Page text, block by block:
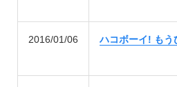
2016/01/06 ハコボーイ! もう